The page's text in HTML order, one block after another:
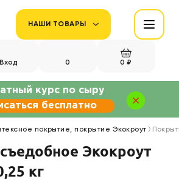
НАШИ ТОВАРЫ
Вход 0 0 ₽
покрытие, покрытие Экокроут
Экокроут
кг
бесплатно
курс по сыру